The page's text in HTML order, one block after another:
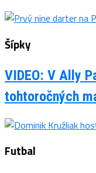
Šípky
VIDEO: V Ally
tohtoročných
Futbal